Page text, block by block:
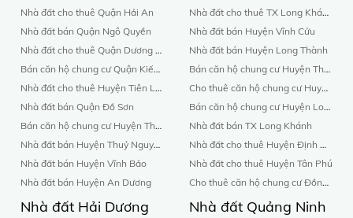
Nhà đất cho thuê Quận Hải An
Nhà đất bán Quận Ngô Quyền
Nhà đất cho thuê Quận Dương Kinh
Bán căn hộ chung cư Quận Kiến An
Nhà đất cho thuê Huyện Tiên Lãng
Nhà đất bán Quận Đồ Sơn
Bán căn hộ chung cư Huyện Thuỷ Nguyên
Nhà đất bán Huyện Thuỷ Nguyên
Nhà đất bán Huyện Vĩnh Bảo
Nhà đất bán Huyện An Dương
Nhà đất cho thuê TX Long Khánh
Nhà đất bán Huyện Vĩnh Cửu
Nhà đất bán Huyện Long Thành
Bán căn hộ chung cư Huyện Thống Nhất
Cho thuê căn hộ chung cư Huyện Trảng Bom
Bán căn hộ chung cư Huyện Long Thành
Nhà đất bán TX Long Khánh
Nhà đất cho thuê Huyện Định Quán
Nhà đất cho thuê Huyện Tân Phú
Cho thuê căn hộ chung cư Đồng Nai
Nhà đất Hải Dương Nhà đất Quảng Ninh